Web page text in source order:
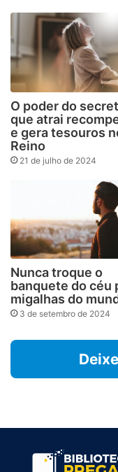
O poder do
que atrai
e gera tesouros
Reino
21 de julho de 2024
Nunca troque o
banquete do céu
migalhas do
3 de setembro de 2024